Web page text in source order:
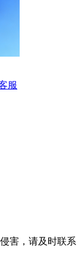
服
害，请及时联系